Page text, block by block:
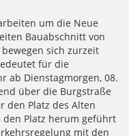
um die Neue
Bauabschnitt von
sich zurzeit
für die
ab Dienstagmorgen, 08.
über die Burgstraße
den Platz des Alten
Platz herum geführt
mit den